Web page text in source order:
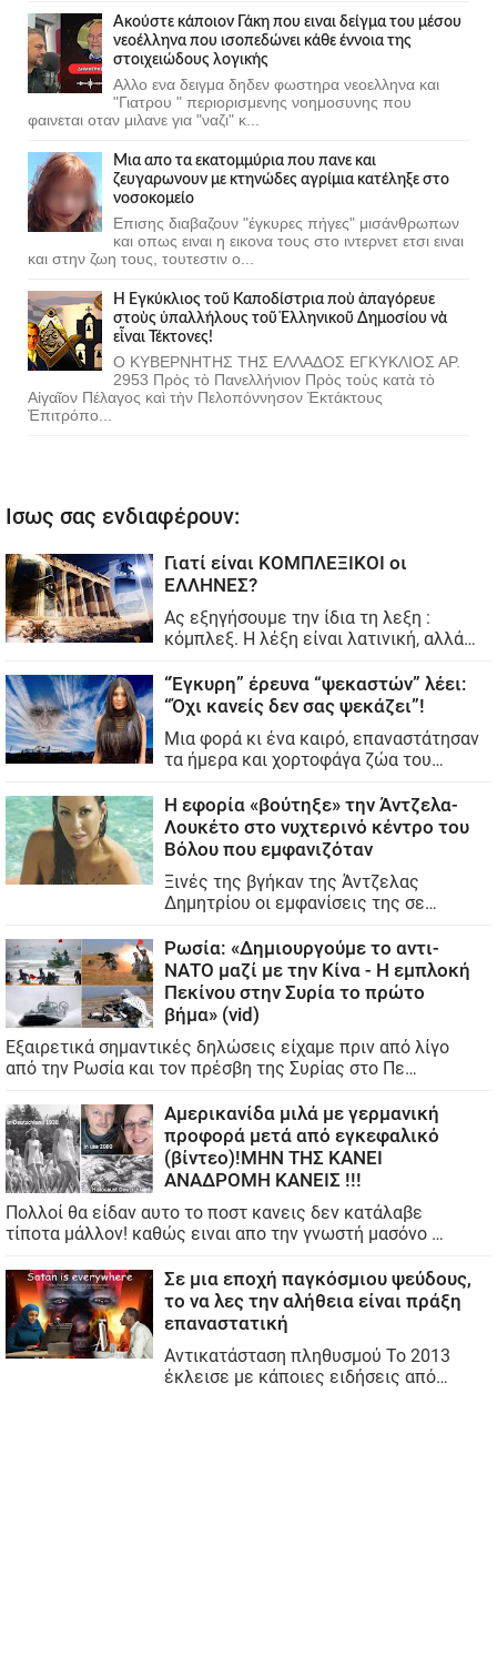
Ακούστε κάποιον Γάκη που ειναι δείγμα του μέσου
νεοέλληνα που ισοπεδώνει κάθε έννοια της
στοιχειώδους λογικής
Αλλο ενα δειγμα δηδεν φωστηρα νεοελληνα και
"Γιατρου " περιορισμενης νοημοσυνης που
φαινεται οταν μιλανε για "ναζι" κ...
Μια απο τα εκατομμύρια που πανε και
ζευγαρωνουν με κτηνώδες αγρίμια κατέληξε στο
νοσοκομείο
Επισης διαβαζουν "έγκυρες πήγες" μισάνθρωπων
και οπως ειναι η εικονα τους στο ιντερνετ ετσι ειναι
και στην ζωη τους, τουτεστιν ο...
Ἡ Ἐγκύκλιος τοῦ Καποδίστρια ποὺ ἀπαγόρευε
στοὺς ὑπαλλήλους τοῦ Ἑλληνικοῦ Δημοσίου νὰ
εἶναι Τέκτονες!
Ο ΚΥΒΕΡΝΗΤΗΣ ΤΗΣ ΕΛΛΑΔΟΣ ΕΓΚΥΚΛΙΟΣ ΑΡ.
2953 Πρὸς τὸ Πανελλήνιον Πρὸς τοὺς κατὰ τὸ
Αἰγαῖον Πέλαγος καὶ τὴν Πελοπόννησον Ἐκτάκτους
Ἐπιτρόπο...